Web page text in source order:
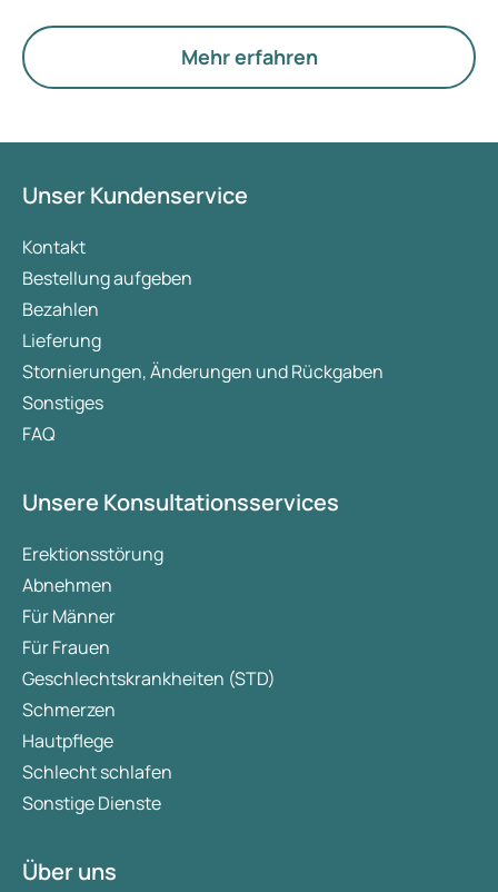
Welche Behandlung geeignet ist, entscheidet ein
Arzt auf Basis Ihrer Gesundheit, Ihres BMI und
Ihres Medikamentengebrauchs.
Mehr erfahren
Unser Kundenservice
Kontakt
Bestellung aufgeben
Bezahlen
Lieferung
Stornierungen, Änderungen und Rückgaben
Sonstiges
FAQ
Unsere Konsultationsservices
Erektionsstörung
Abnehmen
Für Männer
Für Frauen
Geschlechtskrankheiten (STD)
Schmerzen
Hautpflege
Schlecht schlafen
Sonstige Dienste
Über uns